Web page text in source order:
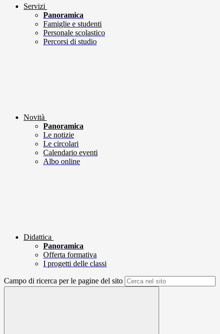
Servizi
Panoramica
Famiglie e studenti
Personale scolastico
Percorsi di studio
Novità
Panoramica
Le notizie
Le circolari
Calendario eventi
Albo online
Didattica
Panoramica
Offerta formativa
I progetti delle classi
Campo di ricerca per le pagine del sito